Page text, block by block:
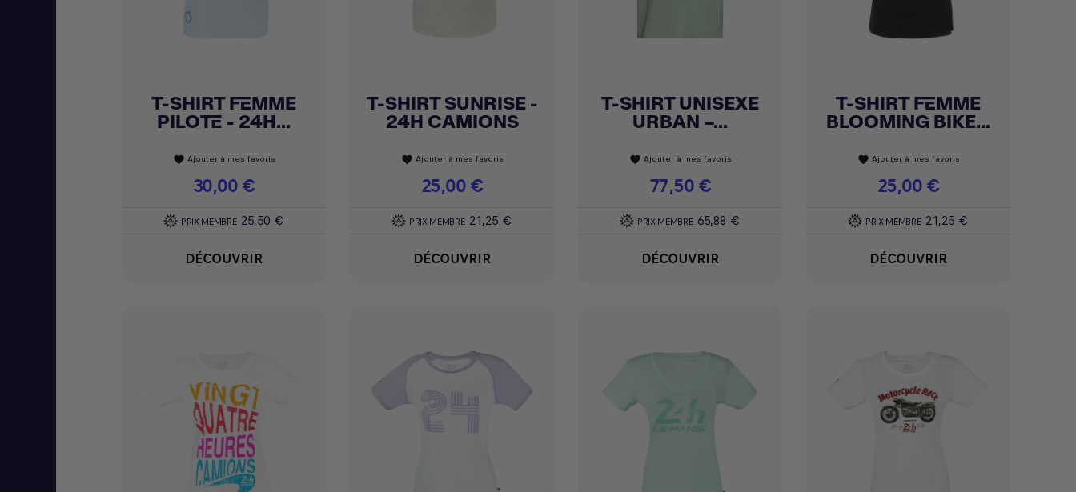
 Achat express
T-SHIRT FEMME
PILOTE - 24H...
favorite Ajouter à mes favoris
Prix
30,00 €
PRIX MEMBRE 25,50 €
DÉCOUVRIR
 Achat express
T-SHIRT SUNRISE -
24H CAMIONS
favorite Ajouter à mes favoris
Prix
25,00 €
PRIX MEMBRE 21,25 €
DÉCOUVRIR
Achat express
T-SHIRT UNISEXE
URBAN –...
favorite Ajouter à mes favoris
Prix
77,50 €
PRIX MEMBRE 65,88 €
DÉCOUVRIR
 Achat express
T-SHIRT FEMME
BLOOMING BIKE...
favorite Ajouter à mes favoris
Prix
25,00 €
PRIX MEMBRE 21,25 €
DÉCOUVRIR